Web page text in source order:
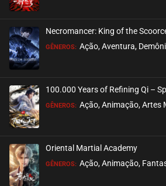
EPISÓDIO 07
maio 14, 2025
EPISÓDIO 06
março 24, 2025
EPISÓDIO 05
março 24, 2025
Necromancer: King of the
GÊNEROS: Ação, Aventura,
100.000 Years of Refining Qi –
GÊNEROS: Ação, Animação, Artes
Oriental Martial Academy
GÊNEROS: Ação, Animação,